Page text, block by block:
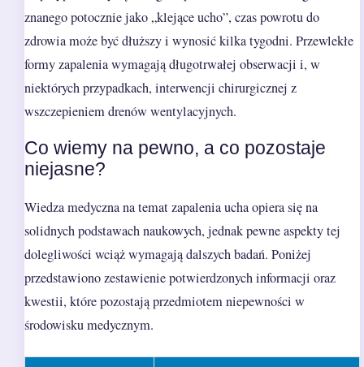
znanego potocznie jako „klejące ucho”, czas powrotu do
zdrowia może być dłuższy i wynosić kilka tygodni. Przewlekłe
formy zapalenia wymagają długotrwałej obserwacji i, w
niektórych przypadkach, interwencji chirurgicznej z
wszczepieniem drenów wentylacyjnych.
Co wiemy na pewno, a co pozostaje
niejasne?
Wiedza medyczna na temat zapalenia ucha opiera się na
solidnych podstawach naukowych, jednak pewne aspekty tej
dolegliwości wciąż wymagają dalszych badań. Poniżej
przedstawiono zestawienie potwierdzonych informacji oraz
kwestii, które pozostają przedmiotem niepewności w
środowisku medycznym.